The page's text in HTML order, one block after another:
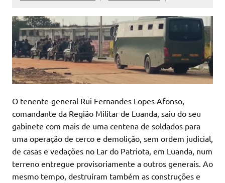
O tenente-general Rui Fernandes Lopes Afonso,
comandante da Região Militar de Luanda, saiu do seu
gabinete com mais de uma centena de soldados para
uma operação de cerco e demolição, sem ordem judicial,
de casas e vedações no Lar do Patriota, em Luanda, num
terreno entregue provisoriamente a outros generais. Ao
mesmo tempo, destruíram também as construções e